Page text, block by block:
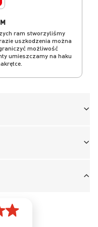
ram stworzyliśmy
uszkodzenia można
możliwość
umieszczamy na haku